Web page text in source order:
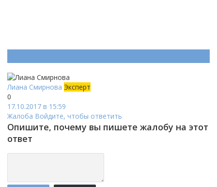
Лиана Смирнова Эксперт
0
17.10.2017 в 15:59
Жалоба Войдите, чтобы ответить
Опишите, почему вы пишете жалобу на этот
ответ